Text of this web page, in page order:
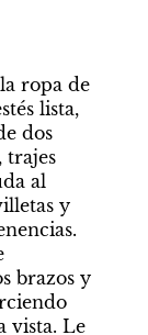
ropa de
lista,
dos
trajes
al
y
brazos y
vista. Le